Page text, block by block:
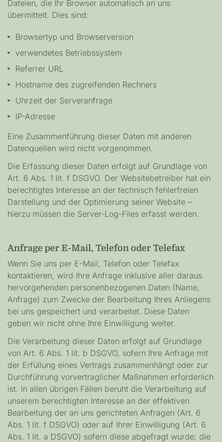
Dateien, die Ihr Browser automatisch an uns
übermittelt. Dies sind:
Browsertyp und Browserversion
verwendetes Betriebssystem
Referrer URL
Hostname des zugreifenden Rechners
Uhrzeit der Serveranfrage
IP-Adresse
Eine Zusammenführung dieser Daten mit anderen
Datenquellen wird nicht vorgenommen.
Die Erfassung dieser Daten erfolgt auf Grundlage von
Art. 6 Abs. 1 lit. f DSGVO. Der Websitebetreiber hat ein
berechtigtes Interesse an der technisch fehlerfreien
Darstellung und der Optimierung seiner Website –
hierzu müssen die Server-Log-Files erfasst werden.
Anfrage per E-Mail, Telefon oder Telefax
Wenn Sie uns per E-Mail, Telefon oder Telefax
kontaktieren, wird Ihre Anfrage inklusive aller daraus
hervorgehenden personenbezogenen Daten (Name,
Anfrage) zum Zwecke der Bearbeitung Ihres Anliegens
bei uns gespeichert und verarbeitet. Diese Daten
geben wir nicht ohne Ihre Einwilligung weiter.
Die Verarbeitung dieser Daten erfolgt auf Grundlage
von Art. 6 Abs. 1 lit. b DSGVO, sofern Ihre Anfrage mit
der Erfüllung eines Vertrags zusammenhängt oder zur
Durchführung vorvertraglicher Maßnahmen erforderlich
ist. In allen übrigen Fällen beruht die Verarbeitung auf
unserem berechtigten Interesse an der effektiven
Bearbeitung der an uns gerichteten Anfragen (Art. 6
Abs. 1 lit. f DSGVO) oder auf Ihrer Einwilligung (Art. 6
Abs. 1 lit. a DSGVO) sofern diese abgefragt wurde; die